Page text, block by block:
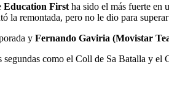
Education First ha sido el más fuerte en
la remontada, pero no le dio para
y Fernando Gaviria (Movistar
segundas como el Coll de Sa Batalla y